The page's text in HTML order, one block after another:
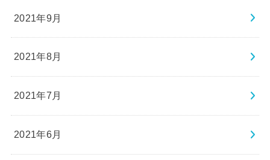
2021年9月
2021年8月
2021年7月
2021年6月